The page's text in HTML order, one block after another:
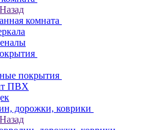
Назад
комната
покрытия
ПВХ
дорожки, коврики
Назад